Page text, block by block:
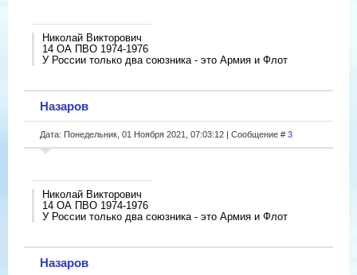
Николай Викторович
14 ОА ПВО 1974-1976
У России только два союзника - это Армия и Флот
Назаров
Дата: Понедельник, 01 Ноября 2021, 07:03:12 | Сообщение # 3
Николай Викторович
14 ОА ПВО 1974-1976
У России только два союзника - это Армия и Флот
Назаров